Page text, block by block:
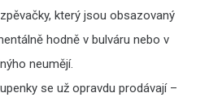
který jsou obsazovaný
hodně v bulváru nebo v
neumějí.
se už opravdu prodávají –